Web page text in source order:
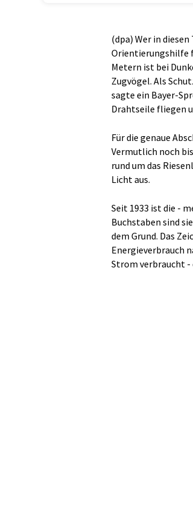
(dpa) Wer in
Orientierungshilfe
Metern ist bei
Zugvögel. Als
sagte ein Bayer-
Drahtseile fliegen
Für die genaue
Vermutlich noch
rund um das
Licht aus.
Seit 1933 ist die -
Buchstaben sind
dem Grund. Das
Energieverbrauch
Strom verbraucht -